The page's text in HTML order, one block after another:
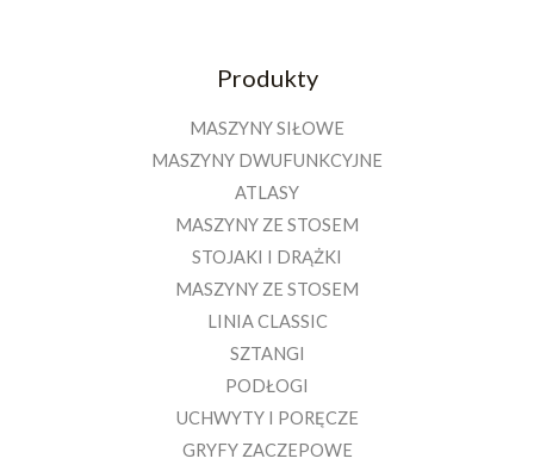
Produkty
MASZYNY SIŁOWE
MASZYNY DWUFUNKCYJNE
ATLASY
MASZYNY ZE STOSEM
STOJAKI I DRĄŻKI
MASZYNY ZE STOSEM
LINIA CLASSIC
SZTANGI
PODŁOGI
UCHWYTY I PORĘCZE
GRYFY ZACZEPOWE